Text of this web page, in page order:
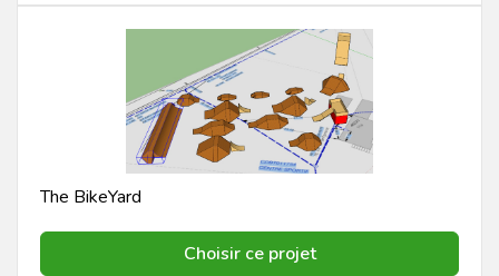
The BikeYard
Choisir ce projet